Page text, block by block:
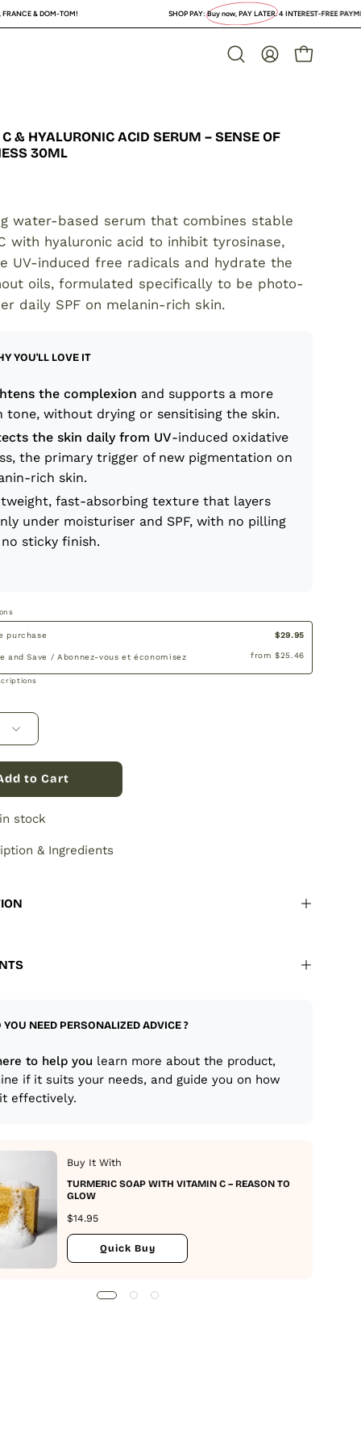
TOM! Buy now, PAY LATER. 4 INTEREST-FREE PAYMENTS or
OpenMY
OPEN
& HYALURONIC ACID SERUM – SENSE OF
30ML
water-based serum that combines stable
with hyaluronic acid to inhibit tyrosinase,
UV-induced free radicals and hydrate the
oils, formulated specifically to be photo-
daily SPF on melanin-rich skin.
YOU'LL LOVE IT
the complexion and supports a more
tone, without drying or sensitising the skin.
the skin daily from UV-induced oxidative
the primary trigger of new pigmentation on
rich skin.
fast-absorbing texture that layers
under moisturiser and SPF, with no pilling
sticky finish.
purchase $29.95
and Save / Abonnez-vous et économisez from $25.46
to Cart
stock
& Ingredients
YOU NEED PERSONALIZED ADVICE ?
to help you learn more about the product,
if it suits your needs, and guide you on how
effectively.
Buy It With
TURMERIC SOAP WITH VITAMIN C – REASON TO
GLOW
$14.95
Quick Buy